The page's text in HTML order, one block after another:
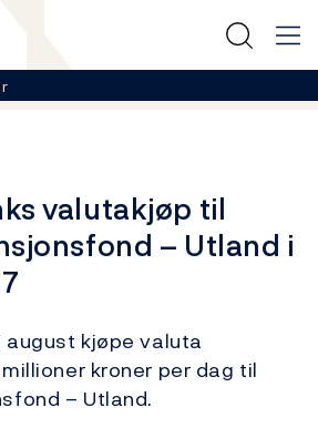
valutakjøp til
– Utland i
august kjøpe valuta
kroner per dag til
– Utland.